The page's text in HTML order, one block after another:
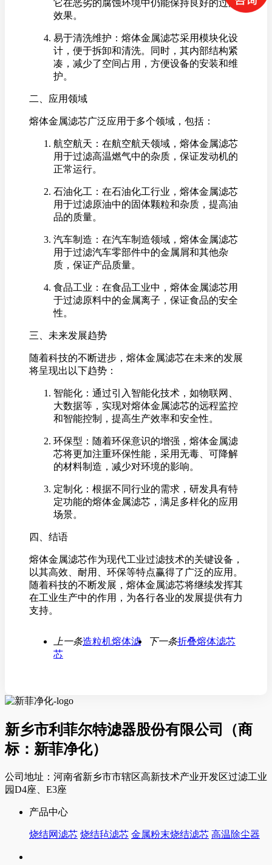
它在恶劣的腐蚀环境中仍能保持良好的过滤
效果。
易于清洗维护：熔体金属滤芯采用模块化设
计，便于拆卸和清洗。同时，其内部结构紧
凑，减少了空间占用，方便设备的安装和维
护。
二、应用领域
熔体金属滤芯广泛应用于多个领域，包括：
航空航天：在航空航天领域，熔体金属滤芯
用于过滤高温燃气中的杂质，保证发动机的
正常运行。
石油化工：在石油化工行业，熔体金属滤芯
用于过滤原油中的固体颗粒和杂质，提高油
品的质量。
汽车制造：在汽车制造领域，熔体金属滤芯
用于过滤汽车零部件中的金属屑和其他杂
质，保证产品质量。
食品工业：在食品工业中，熔体金属滤芯用
于过滤原料中的金属离子，保证食品的安全
性。
三、未来发展趋势
随着科技的不断进步，熔体金属滤芯在未来的发展
将呈现出以下趋势：
智能化：通过引入智能化技术，如物联网、
大数据等，实现对熔体金属滤芯的远程监控
和智能控制，提高生产效率和安全性。
环保型：随着环保意识的增强，熔体金属滤
芯将更加注重环保性能，采用无毒、可降解
的材料制造，减少对环境的影响。
定制化：根据不同行业的需求，研发具有特
定功能的熔体金属滤芯，满足多样化的应用
场景。
四、结语
熔体金属滤芯作为现代工业过滤技术的关键设备，
以其高效、耐用、环保等特点赢得了广泛的应用。
随着科技的不断发展，熔体金属滤芯将继续发挥其
在工业生产中的作用，为各行各业的发展提供有力
支持。
上一条造粒机熔体滤
芯
下一条折叠熔体滤芯
新乡市利菲尔特滤器股份有限公司（商
标：新菲净化）
公司地址：河南省新乡市市辖区高新技术产业开发区过滤工业
园D4座、E3座
产品中心
烧结网滤芯 烧结毡滤芯 金属粉末烧结滤芯 高温除尘器